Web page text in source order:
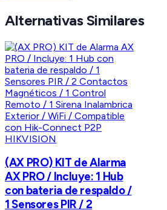
Alternativas Similares
HIKVISION
(AX PRO) KIT de Alarma
AX PRO / Incluye: 1 Hub
con bateria de respaldo /
1 Sensores PIR / 2